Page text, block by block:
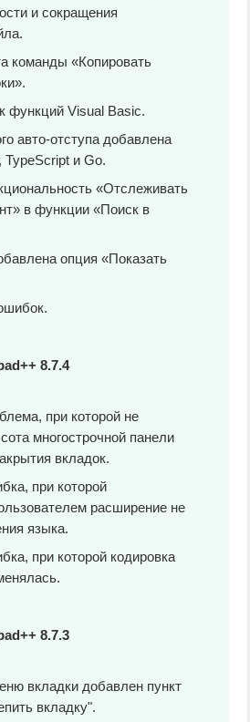
и сокращения
команды «Копировать
функций Visual Basic.
авто-отступа добавлена
TypeScript и Go.
«Отслеживать
в функции «Поиск в
опция «Показать
8.7.4
при которой не
многострочной панели
вкладок.
при которой
расширение не
языка.
при которой кодировка
8.7.3
вкладки добавлен пункт
вкладку".